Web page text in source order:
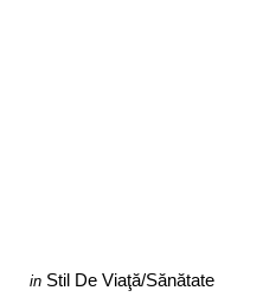
Categories
Posted
in Stil De Viaţă/Sănătate